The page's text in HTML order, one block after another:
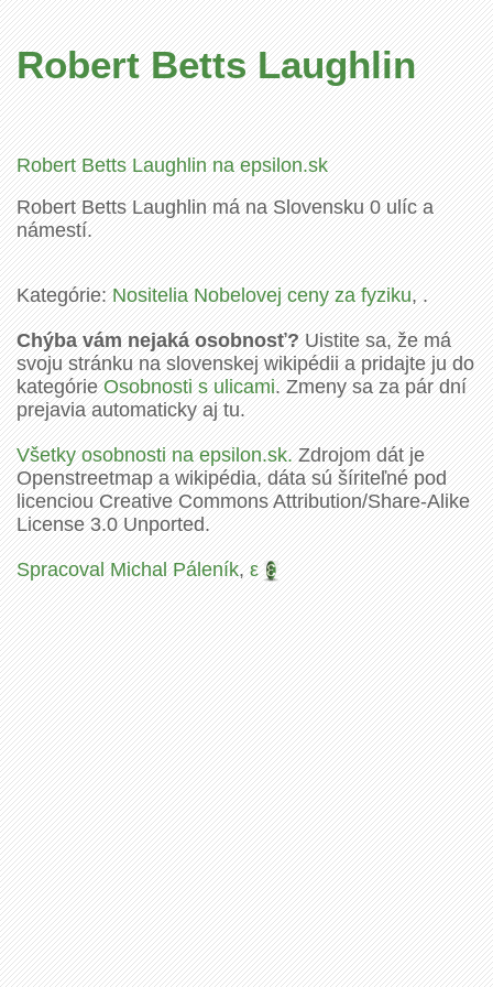
Robert Betts Laughlin
Robert Betts Laughlin na epsilon.sk
Robert Betts Laughlin má na Slovensku 0 ulíc a
námestí.
Kategórie:Nositelia Nobelovej ceny za fyziku, .
Chýba vám nejaká osobnosť?Uistite sa, že má
svoju stránku na slovenskej wikipédii a pridajte ju do
kategórieOsobnosti s ulicami. Zmeny sa za pár dní
prejavia automaticky aj tu.
Všetky osobnosti na epsilon.sk.Zdrojom dát je
Openstreetmap a wikipédia, dáta sú šíriteľné pod
licenciou Creative Commons Attribution/Share-Alike
License 3.0 Unported.
Spracoval Michal Páleník,ε